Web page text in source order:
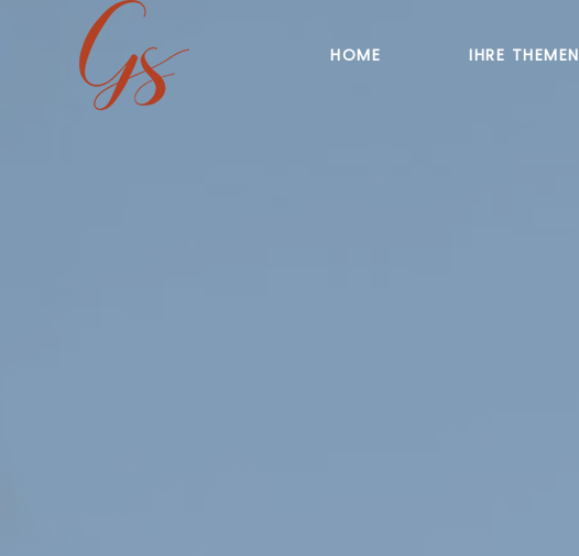
Skip to main content HOME IHRE THEMEN